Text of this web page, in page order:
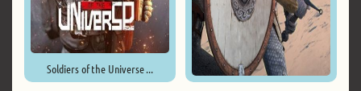
Soldiers of the Universe ...